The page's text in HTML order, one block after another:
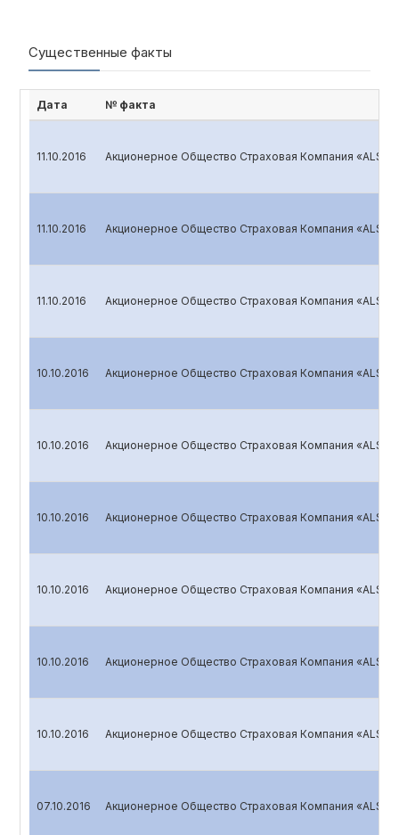
Существенные факты
Дата № факта
11.10.2016 Акционерное Общество Страховая Компания
11.10.2016 Акционерное Общество Страховая Компания
11.10.2016 Акционерное Общество Страховая Компания
10.10.2016 Акционерное Общество Страховая Компания
10.10.2016 Акционерное Общество Страховая Компания
10.10.2016 Акционерное Общество Страховая Компания
10.10.2016 Акционерное Общество Страховая Компания
10.10.2016 Акционерное Общество Страховая Компания
10.10.2016 Акционерное Общество Страховая Компания
07.10.2016 Акционерное Общество Страховая Компания